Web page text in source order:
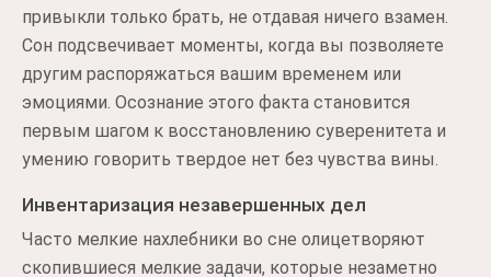
привыкли только брать, не отдавая ничего взамен.
Сон подсвечивает моменты, когда вы позволяете
другим распоряжаться вашим временем или
эмоциями. Осознание этого факта становится
первым шагом к восстановлению суверенитета и
умению говорить твердое нет без чувства вины.
Инвентаризация незавершенных дел
Часто мелкие нахлебники во сне олицетворяют
скопившиеся мелкие задачи, которые незаметно